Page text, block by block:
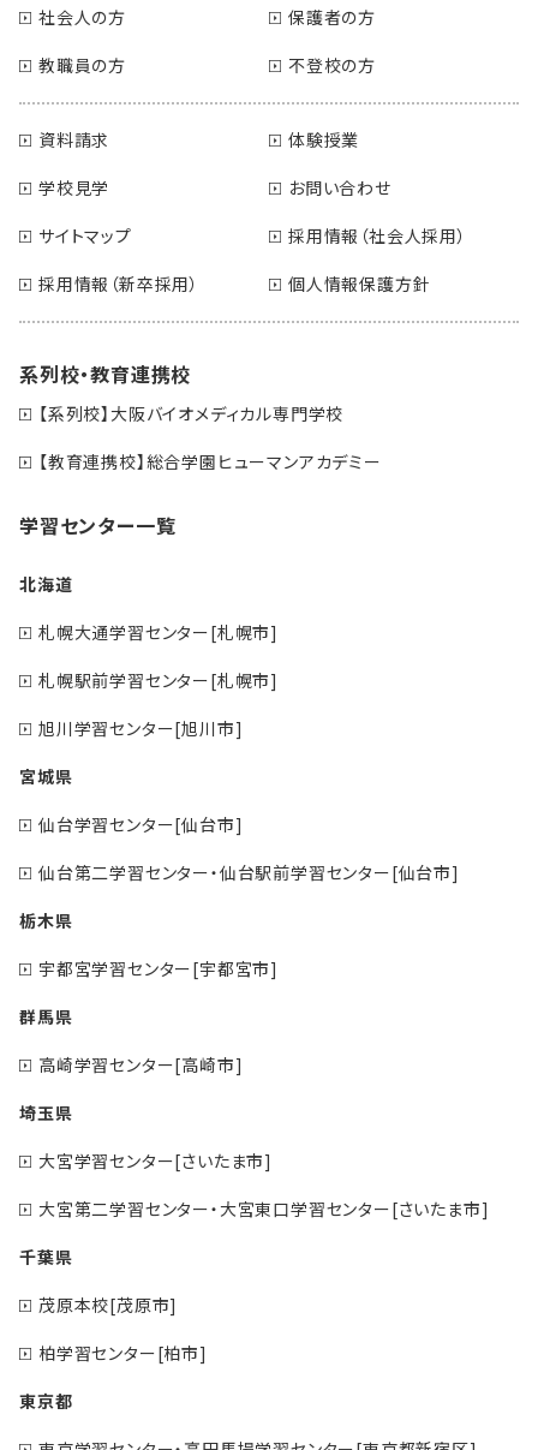
社会人の方
保護者の方
教職員の方
不登校の方
資料請求
体験授業
学校見学
お問い合わせ
サイトマップ
採用情報（社会人採用）
採用情報（新卒採用）
個人情報保護方針
系列校・教育連携校
【系列校】大阪バイオメディカル専門学校
【教育連携校】総合学園ヒューマンアカデミー
学習センター一覧
北海道
札幌大通学習センター[札幌市]
札幌駅前学習センター[札幌市]
旭川学習センター[旭川市]
宮城県
仙台学習センター[仙台市]
仙台第二学習センター・仙台駅前学習センター[仙台市]
栃木県
宇都宮学習センター[宇都宮市]
群馬県
高崎学習センター[高崎市]
埼玉県
大宮学習センター[さいたま市]
大宮第二学習センター・大宮東口学習センター[さいたま市]
千葉県
茂原本校[茂原市]
柏学習センター[柏市]
東京都